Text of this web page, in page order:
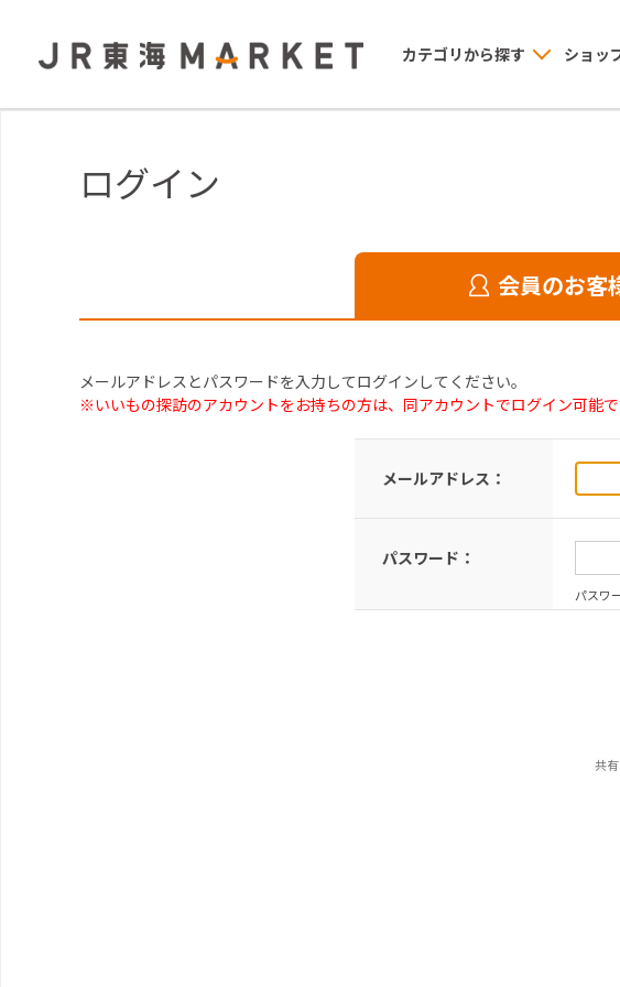
カテゴリから探す ショッ
ログイン
会員のお客
メールアドレスとパスワードを入力してログインしてください。
※いいもの探訪のアカウントをお持ちの方は、同アカウントでログイン可能で
メールアドレス：
パスワード：
パスワ
共